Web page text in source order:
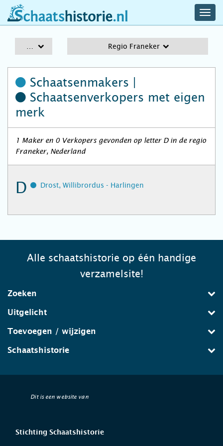
schaatshistorie.nl
Regio Franeker
Schaatsenmakers |
Schaatsenverkopers met eigen
merk
1 Maker en 0 Verkopers gevonden op letter D in de regio
Franeker, Nederland
D Drost, Willibrordus - Harlingen
Alle schaatshistorie op één handige
verzamelsite!
Zoeken
Uitgelicht
Toevoegen / wijzigen
Schaatshistorie
Dit is een website van
Stichting Schaatshistorie